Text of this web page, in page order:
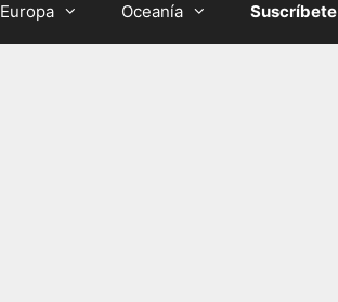
Europa Oceanía Suscríbete